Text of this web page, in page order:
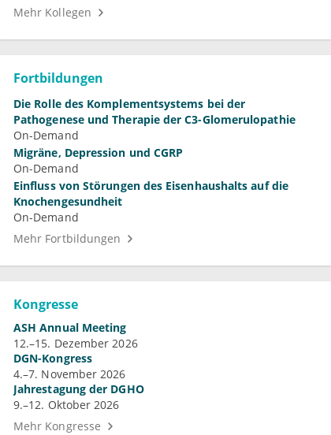
Mehr Kollegen
Fortbildungen
Die Rolle des Komplementsystems bei der
Pathogenese und Therapie der C3-Glomerulopathie
On-Demand
Migräne, Depression und CGRP
On-Demand
Einfluss von Störungen des Eisenhaushalts auf die
Knochengesundheit
On-Demand
Mehr Fortbildungen
Kongresse
ASH Annual Meeting
12.–15. Dezember 2026
DGN-Kongress
4.–7. November 2026
Jahrestagung der DGHO
9.–12. Oktober 2026
Mehr Kongresse